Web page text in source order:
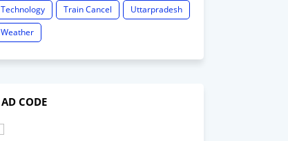
Technology
Train Cancel
Uttarpradesh
Weather
AD CODE